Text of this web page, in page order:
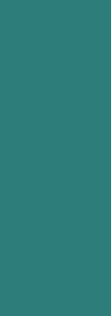
Resumo
Resumo
[Nome da
anos de
Habilidades/
[Principal
[Tecnologias/
entregar [Valor
O que vale